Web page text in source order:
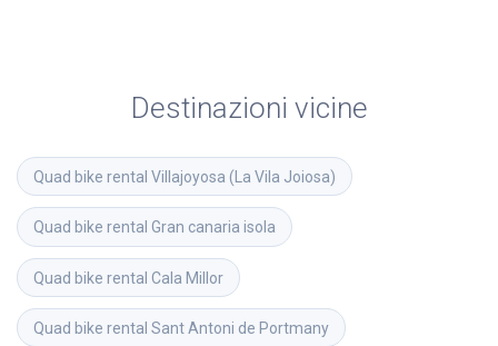
Destinazioni vicine
Quad bike rental Villajoyosa (La Vila Joiosa)
Quad bike rental Gran canaria isola
Quad bike rental Cala Millor
Quad bike rental Sant Antoni de Portmany